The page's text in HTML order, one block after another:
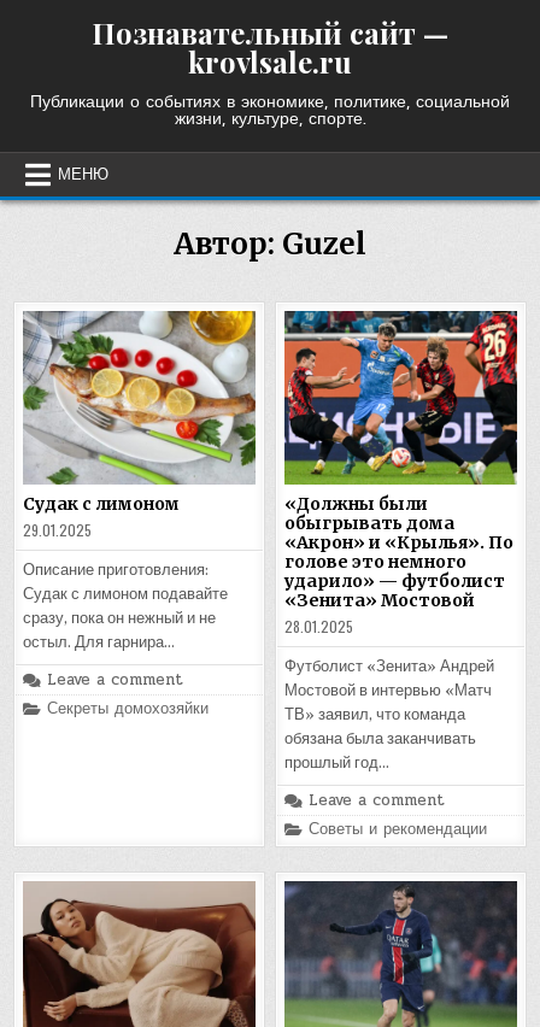
Познавательный сайт —
krovlsale.ru
Публикации о событиях в экономике, политике, социальной
жизни, культуре, спорте.
МЕНЮ
Автор: Guzel
Судак с лимоном
29.01.2025
Описание приготовления:
Судак с лимоном подавайте
сразу, пока он нежный и не
остыл. Для гарнира…
Leave a comment
Posted
Секреты домохозяйки
«Должны были
обыгрывать дома
«Акрон» и «Крылья». По
голове это немного
ударило» — футболист
«Зенита» Мостовой
28.01.2025
Футболист «Зенита» Андрей
Мостовой в интервью «Матч
ТВ» заявил, что команда
обязана была заканчивать
прошлый год…
Leave a comment
Posted
in
Советы и рекомендации